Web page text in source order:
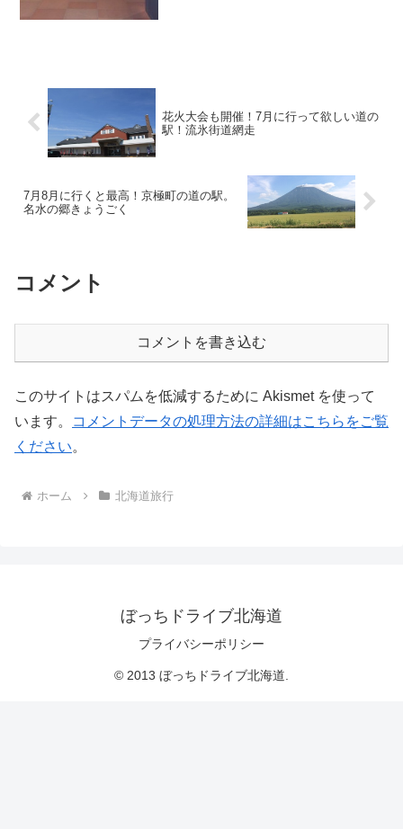
花火大会も開催！7月に行って欲しい道の
駅！流氷街道網走
7月8月に行くと最高！京極町の道の駅。
名水の郷きょうごく
コメント
コメントを書き込む
このサイトはスパムを低減するために Akismet を使って
います。
コメントデータの処理方法の詳細はこちらをご覧
ください。
ホーム 北海道旅行
ぼっちドライブ北海道
プライバシーポリシー
© 2013 ぼっちドライブ北海道.